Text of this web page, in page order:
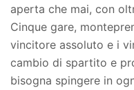
aperta che mai, con
Cinque gare,
vincitore assoluto e i
cambio di spartito e
bisogna spingere in